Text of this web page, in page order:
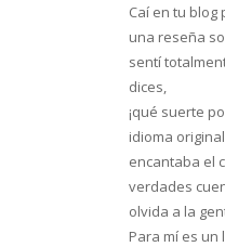
Caí en tu
una reseña
sentí
dices,
¡qué suerte
idioma
encantaba el
verdades
olvida a la
Para mí es un